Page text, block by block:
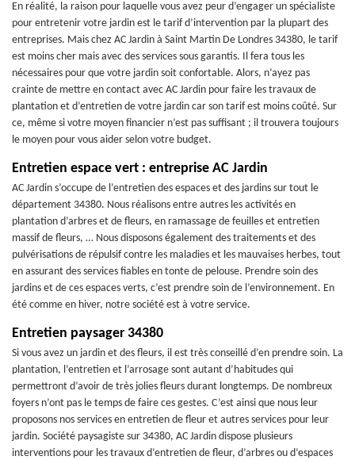
En réalité, la raison pour laquelle vous avez peur d’engager un spécialiste
pour entretenir votre jardin est le tarif d’intervention par la plupart des
entreprises. Mais chez AC Jardin à Saint Martin De Londres 34380, le tarif
est moins cher mais avec des services sous garantis. Il fera tous les
nécessaires pour que votre jardin soit confortable. Alors, n’ayez pas
crainte de mettre en contact avec AC Jardin pour faire les travaux de
plantation et d’entretien de votre jardin car son tarif est moins coûté. Sur
ce, même si votre moyen financier n’est pas suffisant ; il trouvera toujours
le moyen pour vous aider selon votre budget.
Entretien espace vert : entreprise AC Jardin
AC Jardin s’occupe de l’entretien des espaces et des jardins sur tout le
département 34380. Nous réalisons entre autres les activités en
plantation d’arbres et de fleurs, en ramassage de feuilles et entretien
massif de fleurs, … Nous disposons également des traitements et des
pulvérisations de répulsif contre les maladies et les mauvaises herbes, tout
en assurant des services fiables en tonte de pelouse. Prendre soin des
jardins et de ces espaces verts, c’est prendre soin de l’environnement. En
été comme en hiver, notre société est à votre service.
Entretien paysager 34380
Si vous avez un jardin et des fleurs, il est très conseillé d’en prendre soin. La
plantation, l’entretien et l’arrosage sont autant d’habitudes qui
permettront d’avoir de très jolies fleurs durant longtemps. De nombreux
foyers n’ont pas le temps de faire ces gestes. C’est ainsi que nous leur
proposons nos services en entretien de fleur et autres services pour leur
jardin. Société paysagiste sur 34380, AC Jardin dispose plusieurs
interventions pour les travaux d’entretien de fleur, d’arbres ou d’espaces